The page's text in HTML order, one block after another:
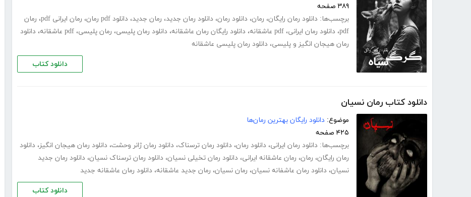
۳۸۹ صفحه
برچسب‌ها: دانلود رمان رایگان، رمان، دانلود رمان، دانلود رمان جدید، رمان جدید، دانلود pdf رمان ، رمان ایرانی pdf ، رمان
pdf، دانلود رمان ایرانی، pdf عاشقانه ، دانلود رایگان رمان عاشقانه، دانلود رمان پلیسی، رمان پلیسی، pdf عاشقانه ، دانلود
رمان هیجان انگیز و پلیسی، دانلود رمان پلیسی عاشقانه
دانلود کتاب
دانلود کتاب رمان نسیان
موضوع: دانلود رایگان بهترین رمان‌ها
۴۲۵ صفحه
برچسب‌ها: دانلود رمان ایرانی، دانلود رمان، دانلود رمان ترسناک، دانلود رمان ژانر وحشت، دانلود رمان هیجان انگیز، دانلود
رمان رایگان، رمان، رمان عاشقانه ایرانی، دانلود رمان تخیلی نسیان، دانلود رمان ترسناک نسیان، دانلود رمان جدید
نسیان، دانلود رمان عاشفانه نسیان، رمان نسیان، رمان جدید عاشقانه، دانلود رمان عاشقانه جدید
دانلود کتاب